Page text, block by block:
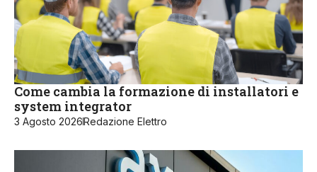
Come cambia la formazione di installatori e
system integrator
3 Agosto 2026Redazione Elettro